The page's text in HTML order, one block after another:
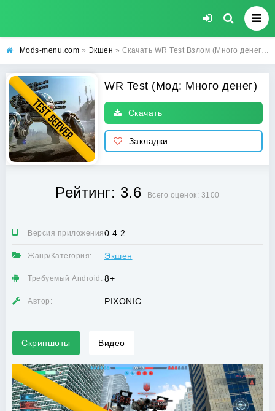
Mods-menu.com » Экшен » Скачать WR Test Взлом (Много денег) на Андроид бесплатно
WR Test (Мод: Много денег)
Скачать
Закладки
Рейтинг: 3.6 Всего оценок: 3100
Версия приложения:0.4.2
Жанр/Категория: Экшен
Требуемый Android: 8+
Автор: PIXONIC
Скриншоты Видео